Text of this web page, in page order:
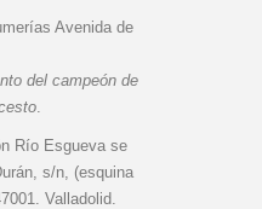
Avenida de
del campeón de
.
Río Esgueva se
s/n, (esquina
Valladolid.